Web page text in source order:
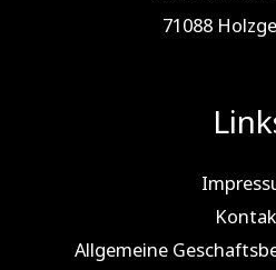
71088
Allgemeine